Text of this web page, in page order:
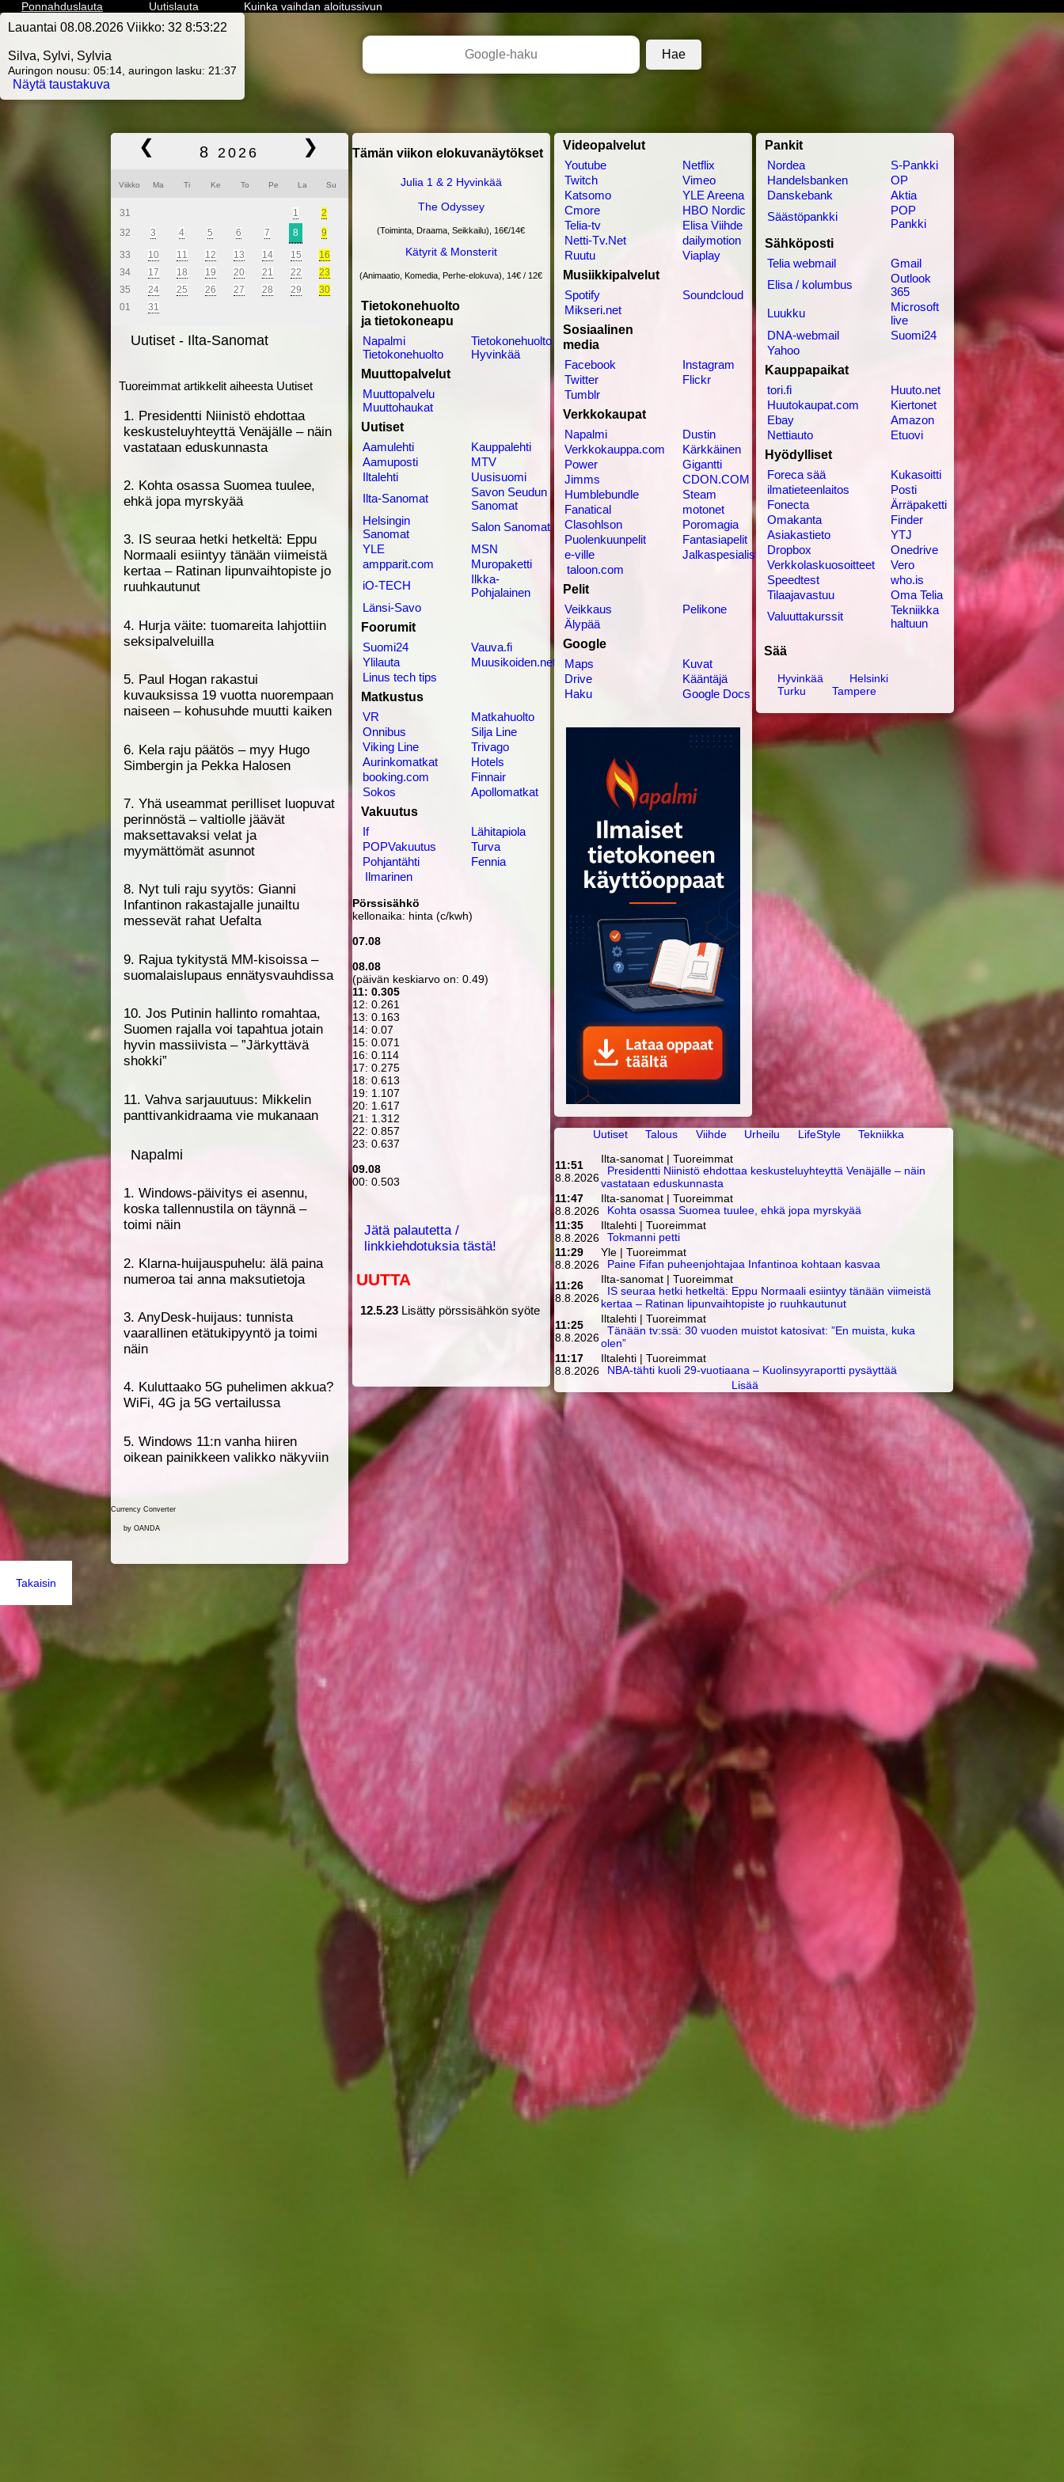
Ponnahduslauta Uutislauta Kuinka vaihdan aloitussivun
Lauantai 08.08.2026 Viikko: 32 8:53:24
Silva, Sylvi, Sylvia
Auringon nousu: 05:14, auringon lasku: 21:37
Näytä taustakuva
❮ ❯
8 2026
Viikko Ma Ti Ke To Pe La Su
31 1
2
32
3 4 5 6 7 8
9
33
10 11 12 13 14 15
16
34
17 18 19 20 21 22
23
35
24 25 26 27 28 29
30
01
31
Uutiset - Ilta-Sanomat
Tuoreimmat artikkelit aiheesta Uutiset
1. Presidentti Niinistö ehdottaa
keskustelu­yhteyttä Venäjälle – näin
vastataan eduskunnasta
2. Kohta osassa Suomea tuulee,
ehkä jopa myrskyää
3. IS seuraa hetki hetkeltä: Eppu
Normaali esiintyy tänään viimeistä
kertaa – Ratinan lipunvaihtopiste jo
ruuhkautunut
4. Hurja väite: tuomareita lahjottiin
seksipalveluilla
5. Paul Hogan rakastui
kuvauksissa 19 vuotta nuorempaan
naiseen – kohusuhde muutti kaiken
6. Kela raju päätös – myy Hugo
Simbergin ja Pekka Halosen
7. Yhä useammat perilliset luopuvat
perinnöstä – valtiolle jäävät
maksettavaksi velat ja
myymättömät asunnot
8. Nyt tuli raju syytös: Gianni
Infantinon rakastajalle junailtu
messevät rahat Uefalta
9. Rajua tykitystä MM-kisoissa –
suomalaislupaus ennätys­vauhdissa
10. Jos Putinin hallinto romahtaa,
Suomen rajalla voi tapahtua jotain
hyvin massiivista – ”Järkyttävä
shokki”
11. Vahva sarjauutuus: Mikkelin
panttivankidraama vie mukanaan
Napalmi
1. Windows-päivitys ei asennu,
koska tallennustila on täynnä –
toimi näin
2. Klarna-huijauspuhelu: älä paina
numeroa tai anna maksutietoja
3. AnyDesk-huijaus: tunnista
vaarallinen etätukipyyntö ja toimi
näin
4. Kuluttaako 5G puhelimen akkua?
WiFi, 4G ja 5G vertailussa
5. Windows 11:n vanha hiiren
oikean painikkeen valikko näkyviin
Currency Converter
by OANDA
Tämän viikon elokuvanäytökset
Julia 1 & 2 Hyvinkää
The Odyssey
(Toiminta, Draama, Seikkailu), 16€/14€
Kätyrit & Monsterit
(Animaatio, Komedia, Perhe-elokuva), 14€ / 12€
Tietokonehuolto
ja tietokoneapu
Napalmi
Tietokonehuolto
Tietokonehuolto
Hyvinkää
Muuttopalvelut
Muuttopalvelu
Muuttohaukat
Uutiset
Aamulehti
Kauppalehti
Aamuposti
MTV
Iltalehti
Uusisuomi
Ilta-Sanomat
Savon Seudun
Sanomat
Helsingin
Sanomat
Salon Sanomat
YLE
MSN
ampparit.com
Muropaketti
iO-TECH
Ilkka-
Pohjalainen
Länsi-Savo
Foorumit
Suomi24
Vauva.fi
Ylilauta
Muusikoiden.net
Linus tech tips
Matkustus
VR
Matkahuolto
Onnibus
Silja Line
Viking Line
Trivago
Aurinkomatkat
Hotels
booking.com
Finnair
Sokos
Apollomatkat
Vakuutus
If
Lähitapiola
POPVakuutus
Turva
Pohjantähti
Fennia
Ilmarinen
Pörssisähkö
kellonaika: hinta (c/kwh)
07.08
08.08
(päivän keskiarvo on: 0.49)
11: 0.305
12: 0.261
13: 0.163
14: 0.07
15: 0.071
16: 0.114
17: 0.275
18: 0.613
19: 1.107
20: 1.617
21: 1.312
22: 0.857
23: 0.637
09.08
00: 0.503
Jätä palautetta /
linkkiehdotuksia tästä!
UUTTA
12.5.23 Lisätty pörssisähkön syöte
Videopalvelut
Youtube
Netflix
Twitch
Vimeo
Katsomo
YLE Areena
Cmore
HBO Nordic
Telia-tv
Elisa Viihde
Netti-Tv.Net
dailymotion
Ruutu
Viaplay
Musiikkipalvelut
Spotify
Soundcloud
Mikseri.net
Sosiaalinen
media
Facebook
Instagram
Twitter
Flickr
Tumblr
Verkkokaupat
Napalmi
Dustin
Verkkokauppa.com
Kärkkäinen
Power
Gigantti
Jimms
CDON.COM
Humblebundle
Steam
Fanatical
motonet
Clasohlson
Poromagia
Puolenkuunpelit
Fantasiapelit
e-ville
Jalkaspesialisti
taloon.com
Pelit
Veikkaus
Pelikone
Älypää
Google
Maps
Kuvat
Drive
Kääntäjä
Haku
Google Docs
Pankit
Nordea
S-Pankki
Handelsbanken
OP
Danskebank
Aktia
Säästöpankki
POP
Pankki
Sähköposti
Telia webmail
Gmail
Elisa / kolumbus
Outlook
365
Luukku
Microsoft
live
DNA-webmail
Suomi24
Yahoo
Kauppapaikat
tori.fi
Huuto.net
Huutokaupat.com
Kiertonet
Ebay
Amazon
Nettiauto
Etuovi
Hyödylliset
Foreca sää
Kukasoitti
ilmatieteenlaitos
Posti
Fonecta
Ärräpaketti
Omakanta
Finder
Asiakastieto
YTJ
Dropbox
Onedrive
Verkkolaskuosoitteet
Vero
Speedtest
who.is
Tilaajavastuu
Oma Telia
Valuuttakurssit
Tekniikka
haltuun
Sää
Hyvinkää
Helsinki
Turku
Tampere
Uutiset Talous Viihde Urheilu LifeStyle Tekniikka
11:51
8.8.2026
Ilta-sanomat | Tuoreimmat
Presidentti Niinistö ehdottaa keskustelu­yhteyttä Venäjälle – näin
vastataan eduskunnasta
11:47
8.8.2026
Ilta-sanomat | Tuoreimmat
Kohta osassa Suomea tuulee, ehkä jopa myrskyää
11:35
8.8.2026
Iltalehti | Tuoreimmat
Tokmanni petti
11:29
8.8.2026
Yle | Tuoreimmat
Paine Fifan puheenjohtajaa Infantinoa kohtaan kasvaa
11:26
8.8.2026
Ilta-sanomat | Tuoreimmat
IS seuraa hetki hetkeltä: Eppu Normaali esiintyy tänään viimeistä
kertaa – Ratinan lipunvaihtopiste jo ruuhkautunut
11:25
8.8.2026
Iltalehti | Tuoreimmat
Tänään tv:ssä: 30 vuoden muistot katosivat: ”En muista, kuka
olen”
11:17
8.8.2026
Iltalehti | Tuoreimmat
NBA-tähti kuoli 29-vuotiaana – Kuolinsyy­raportti pysäyttää
Lisää
Takaisin